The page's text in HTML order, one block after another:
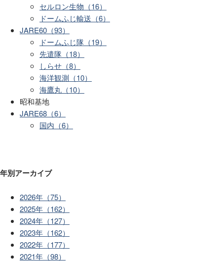
セルロン生物（16）
ドームふじ輸送（6）
JARE60（93）
ドームふじ隊（19）
先遣隊（18）
しらせ（8）
海洋観測（10）
海鷹丸（10）
昭和基地
JARE68（6）
国内（6）
年別アーカイブ
2026年（75）
2025年（162）
2024年（127）
2023年（162）
2022年（177）
2021年（98）